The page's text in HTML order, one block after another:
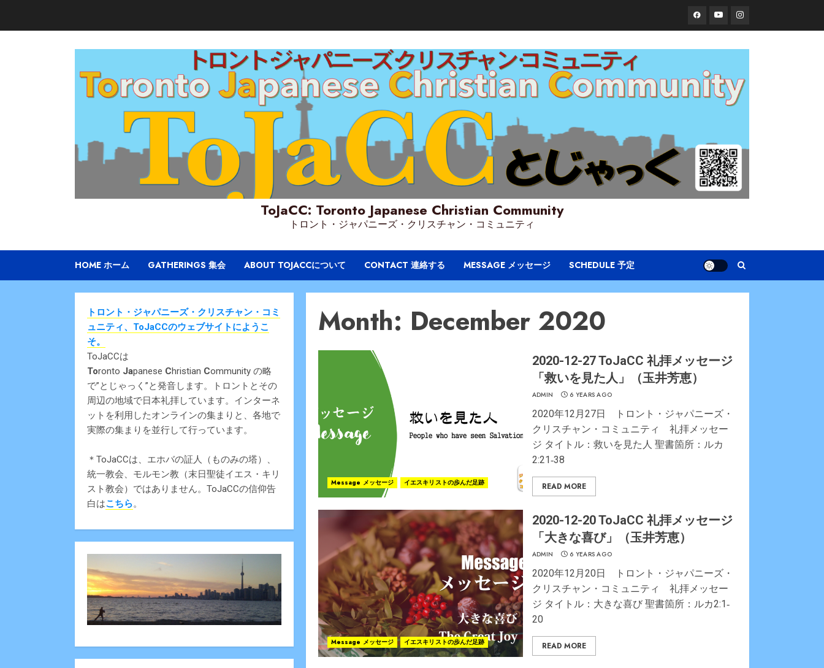
FacebookYouTubeInstagram
ToJaCC: Toronto Japanese Christian Community
トロント・ジャパニーズ・クリスチャン・コミュニティ
HOME ホーム GATHERINGS 集会 ABOUT TOJACCについて CONTACT 連絡する MESSAGE メッセージ SCHEDULE 予定
Month: December 2020
Message メッセージ イエスキリストの歩んだ足跡
2020-12-27 ToJaCC 礼拝メッセージ
「救いを見た人」（玉井芳恵）
ADMIN 6 YEARS AGO
2020年12月27日 トロント・ジャパニーズ・
クリスチャン・コミュニティ 礼拝メッセー
ジ タイトル：救いを見た人 聖書箇所：ルカ
2:21‐38
READ MORE
Message メッセージ イエスキリストの歩んだ足跡
2020-12-20 ToJaCC 礼拝メッセージ
「大きな喜び」（玉井芳恵）
ADMIN 6 YEARS AGO
2020年12月20日 トロント・ジャパニーズ・
クリスチャン・コミュニティ 礼拝メッセー
ジ タイトル：大きな喜び 聖書箇所：ルカ2:1‐
20
READ MORE
トロント・ジャパニーズ・クリスチャン・コミ
ュニティ、ToJaCCのウェブサイトにようこ
そ。
ToJaCCは
Toronto Japanese Christian Community の略
で”とじゃっく”と発音します。トロントとその
周辺の地域で日本礼拝しています。インターネ
ットを利用したオンラインの集まりと、各地で
実際の集まりを並行して行っています。
＊ToJaCCは、エホバの証人（ものみの塔）、
統一教会、モルモン教（末日聖徒イエス・キリ
スト教会）ではありません。ToJaCCの信仰告
白はこちら。